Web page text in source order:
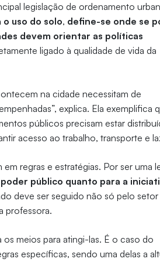
legislação de ordenamento
uso do solo, define-se onde se
devem orientar as políticas
ligado à qualidade de vida da
na cidade necessitam de
explica. Ela exemplifica
públicos precisam estar
acesso ao trabalho, transporte e
regras e estratégias. Por ser uma
público quanto para a
deve ser seguido não só pelo setor
professora.
meios para atingi-las. É o caso do
específicas, sendo uma delas a